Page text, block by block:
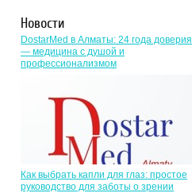
Новости
DostarMed в Алматы: 24 года доверия
— медицина с душой и
профессионализмом
Как выбрать капли для глаз: простое
руководство для заботы о зрении